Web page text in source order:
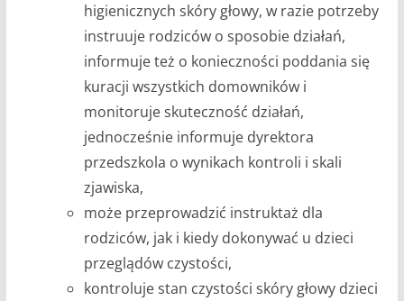
higienicznych skóry głowy, w razie potrzeby
instruuje rodziców o sposobie działań,
informuje też o konieczności poddania się
kuracji wszystkich domowników i
monitoruje skuteczność działań,
jednocześnie informuje dyrektora
przedszkola o wynikach kontroli i skali
zjawiska,
może przeprowadzić instruktaż dla
rodziców, jak i kiedy dokonywać u dzieci
przeglądów czystości,
kontroluje stan czystości skóry głowy dzieci